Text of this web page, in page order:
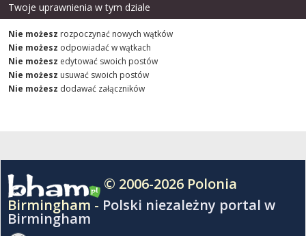
Twoje uprawnienia w tym dziale
Nie możesz rozpoczynać nowych wątków
Nie możesz odpowiadać w wątkach
Nie możesz edytować swoich postów
Nie możesz usuwać swoich postów
Nie możesz dodawać załączników
© 2006-2026 Polonia
Birmingham - Polski niezależny portal w
Birmingham